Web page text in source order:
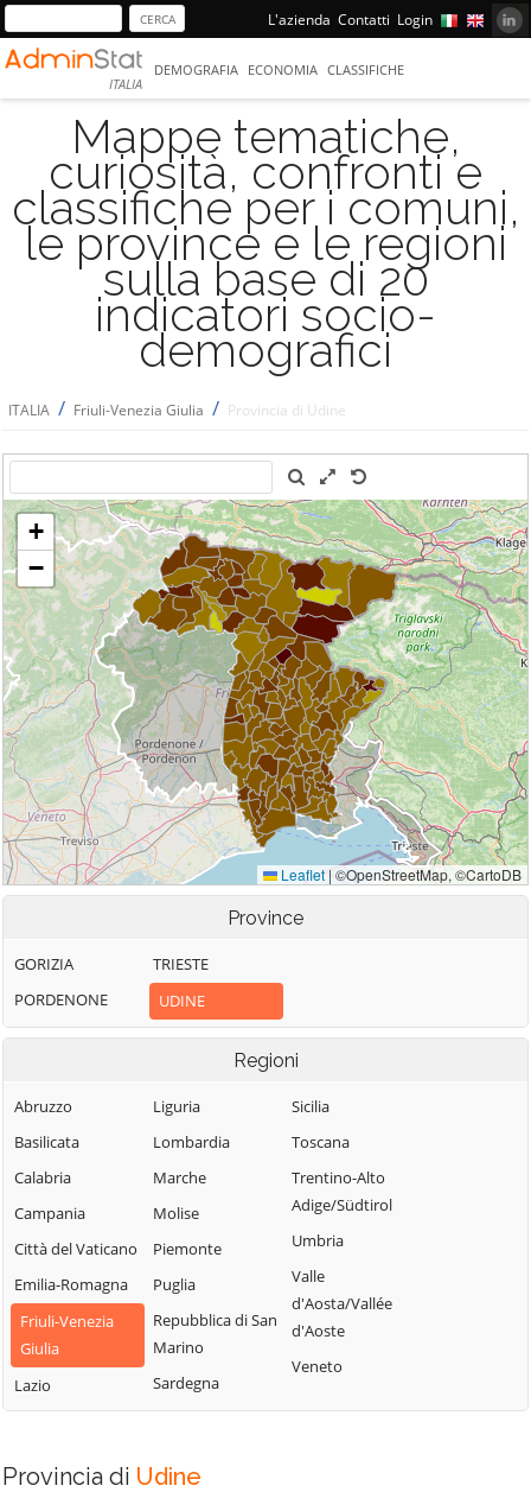
L'azienda Contatti Login
ITALIA
DEMOGRAFIA ECONOMIA CLASSIFICHE
Mappe tematiche,
curiosità, confronti e
classifiche per i comuni,
le province e le regioni
sulla base di 20
indicatori socio-
demografici
ITALIA / Friuli-Venezia Giulia / Provincia di Udine
Province
GORIZIA
PORDENONE
TRIESTE
UDINE
Regioni
Abruzzo
Basilicata
Calabria
Campania
Città del Vaticano
Emilia-Romagna
Friuli-Venezia
Giulia
Lazio
Liguria
Lombardia
Marche
Molise
Piemonte
Puglia
Repubblica di San
Marino
Sardegna
Sicilia
Toscana
Trentino-Alto
Adige/Südtirol
Umbria
Valle
d'Aosta/Vallée
d'Aoste
Veneto
Provincia di Udine